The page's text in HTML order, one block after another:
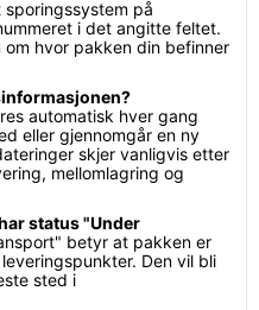
på
i det angitte feltet.
hvor pakken din befinner
automatisk hver gang
eller gjennomgår en ny
skjer vanligvis etter
mellomlagring og
status "Under
betyr at pakken er
Den vil bli
sted i